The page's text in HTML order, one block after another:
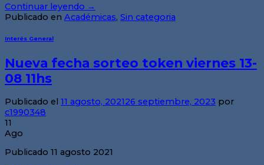
Continuar leyendo →
Publicado en Académicas, Sin categoria
Interés General
Nueva fecha sorteo token viernes 13-
08 11hs
Publicado el 11 agosto, 202126 septiembre, 2023 por
c1990348
11
Ago
Publicado 11 agosto 2021